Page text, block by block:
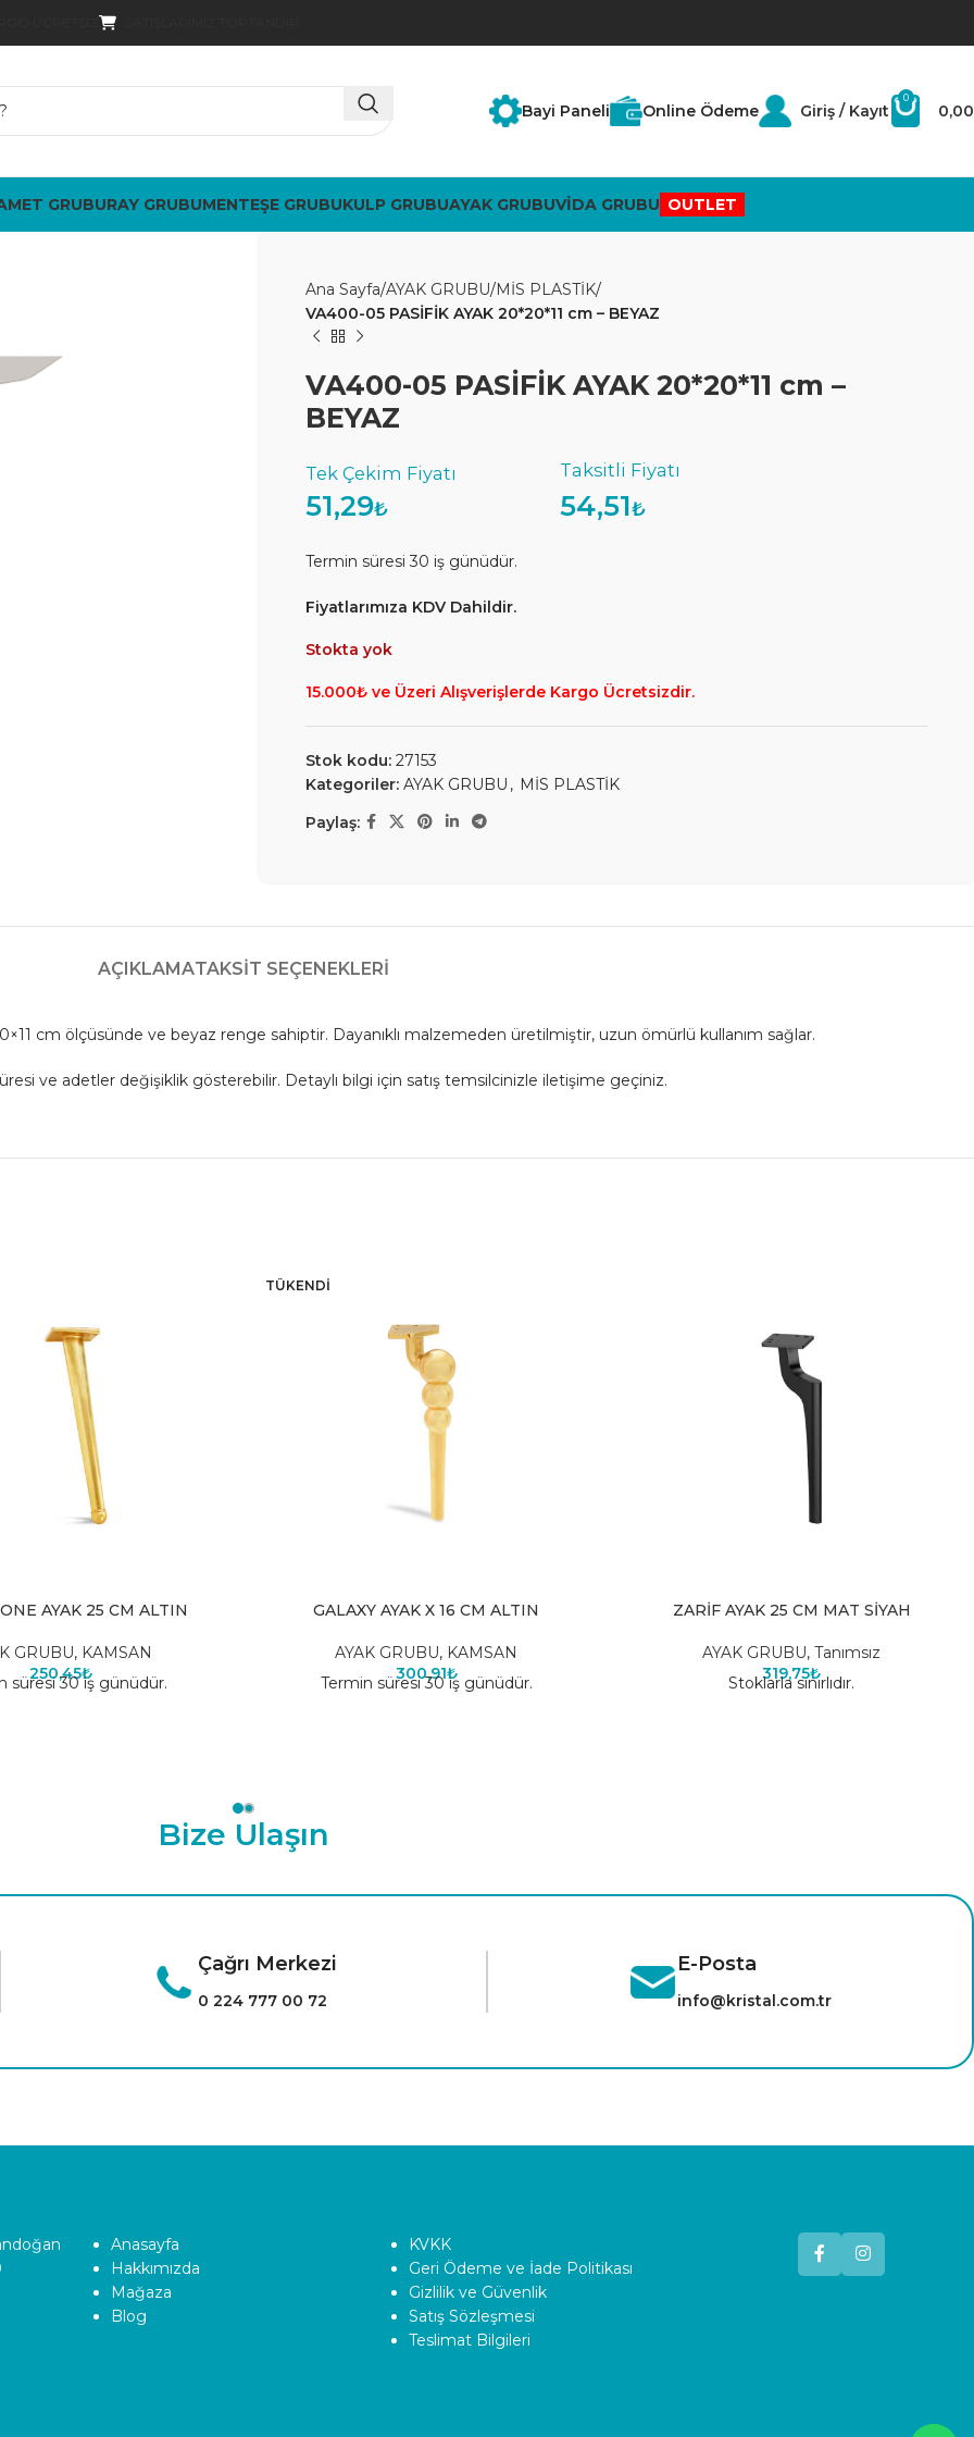
Bayi Paneli Online Ödeme Giriş / Kayıt
0
0,00
GRUBURAY GRUBUMENTEŞE GRUBUKULP GRUBUAYAK GRUBUVİDA GRUBU OUTLET
Ana Sayfa AYAK GRUBU MİS PLASTİK
VA400-05 PASİFİK AYAK 20*20*11 cm – BEYAZ
VA400-05 PASİFİK AYAK 20*20*11 cm –
BEYAZ
51,29₺ 54,51₺
Termin süresi 30 iş günüdür.
Fiyatlarımıza KDV Dahildir.
Stokta yok
15.000₺ ve Üzeri Alışverişlerde Kargo Ücretsizdir.
Stok kodu: 27153
Kategoriler: AYAK GRUBU , MİS PLASTİK
Paylaş:
AÇIKLAMATAKSIT SEÇENEKLERI
cm ölçüsünde ve beyaz renge sahiptir. Dayanıklı malzemeden üretilmiştir, uzun ömürlü kullanım sağlar.
ve adetler değişiklik gösterebilir. Detaylı bilgi için satış temsilcinizle iletişime geçiniz.
AYAK 25 CM ALTIN
GRUBU, KAMSAN
250,45₺
süresi 30 iş günüdür.
TÜKENDI
GALAXY AYAK X 16 CM ALTIN
AYAK GRUBU, KAMSAN
300,91₺
Termin süresi 30 iş günüdür.
ZARİF AYAK 25 CM MAT SİYAH
AYAK GRUBU, Tanımsız
319,75₺
Stoklarla sınırlıdır.
Bize Ulaşın
Çağrı Merkezi
0 224 777 00 72
E-Posta
info@kristal.com.tr
Anasayfa
Hakkımızda
Mağaza
Blog
KVKK
Geri Ödeme ve İade Politikası
Gizlilik ve Güvenlik
Satış Sözleşmesi
Teslimat Bilgileri